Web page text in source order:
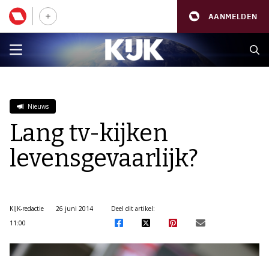
AANMELDEN
Nieuws
Lang tv-kijken
levensgevaarlijk?
KIJK-redactie
26 juni 2014
11:00
Deel dit artikel: